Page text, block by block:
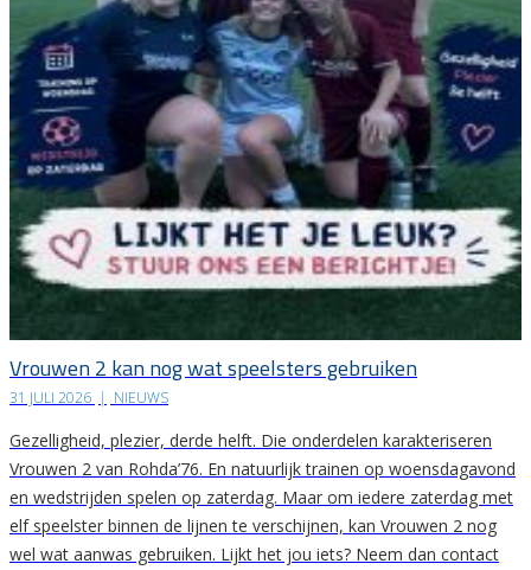
Vrouwen 2 kan nog wat speelsters gebruiken
31 JULI 2026 | NIEUWS
Gezelligheid, plezier, derde helft. Die onderdelen karakteriseren
Vrouwen 2 van Rohda’76. En natuurlijk trainen op woensdagavond
en wedstrijden spelen op zaterdag. Maar om iedere zaterdag met
elf speelster binnen de lijnen te verschijnen, kan Vrouwen 2 nog
wel wat aanwas gebruiken. Lijkt het jou iets? Neem dan contact